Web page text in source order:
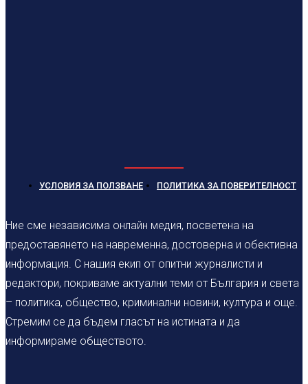
УСЛОВИЯ ЗА ПОЛЗВАНЕ ПОЛИТИКА ЗА ПОВЕРИТЕЛНОСТ
Ние сме независима онлайн медия, посветена на
предоставянето на навременна, достоверна и обективна
информация. С нашия екип от опитни журналисти и
редактори, покриваме актуални теми от България и света
– политика, общество, криминални новини, култура и още.
Стремим се да бъдем гласът на истината и да
информираме обществото.